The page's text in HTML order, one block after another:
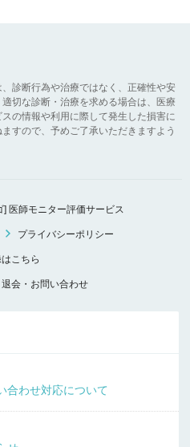
診断行為や治療ではなく、正確性や安
切な診断・治療を求める場合は、医療
の情報や利用に際して発生した損害に
すので、予めご了承いただきますよう
] 医師モニター評価サービス
プライバシーポリシー
こちら
退会・お問い合わせ
合わせ対応について